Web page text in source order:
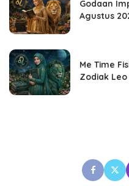
Godaan
Agustus
Me Time
Zodiak